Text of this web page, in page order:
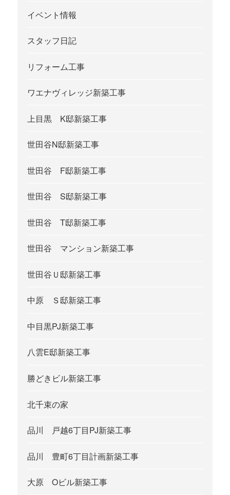
イベント情報
スタッフ日記
リフォーム工事
ワエナヴィレッジ新築工事
上目黒 K邸新築工事
世田谷N邸新築工事
世田谷 F邸新築工事
世田谷 S邸新築工事
世田谷 T邸新築工事
世田谷 マンション新築工事
世田谷Ｕ邸新築工事
中原 Ｓ邸新築工事
中目黒PJ新築工事
八雲E邸新築工事
勝どきビル新築工事
北千束の家
品川 戸越6丁目PJ新築工事
品川 豊町6丁目計画新築工事
大原 Oビル新築工事